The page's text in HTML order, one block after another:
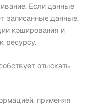
Если данные
записанные данные.
кэширования и
ресурсу.
отыскать
применяя